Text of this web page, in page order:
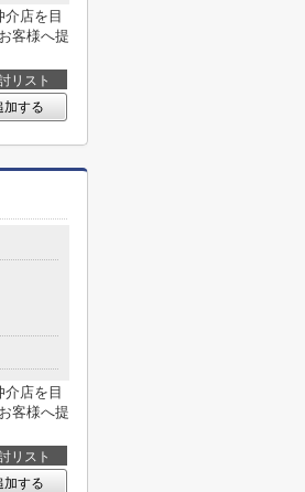
店を目
客様へ提
リスト
加する
店を目
客様へ提
リスト
加する